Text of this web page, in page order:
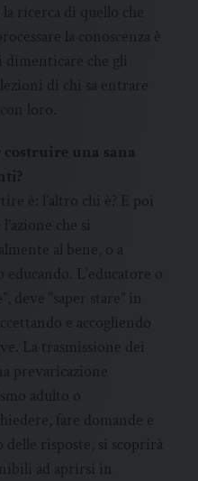
ricerca di quello che
la conoscenza è
che gli
di chi sa entrare
loro.
una sana
è: l’altro chi è? E poi
che si
al bene, o a
L’educatore o
deve “saper stare” in
e accogliendo
La trasmissione dei
prevaricazione
adulto o
fare domande e
risposte, si scoprirà
ad aprirsi in